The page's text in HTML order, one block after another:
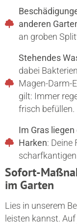
anderen
an groben
Stehendes
dabei
Magen-Darm-
gilt: Immer
frisch befüllen.
Im Gras
Harken: Deine
Sofort-
im Garten
Lies in unserem
leisten kannst.